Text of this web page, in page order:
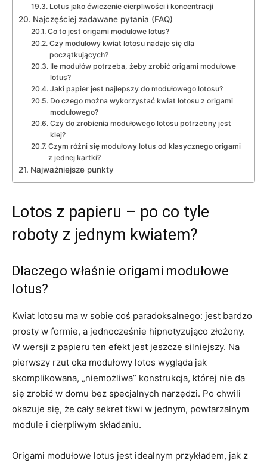
Lotus jako ćwiczenie cierpliwości i koncentracji
Najczęściej zadawane pytania (FAQ)
Co to jest origami modułowe lotus?
Czy modułowy kwiat lotosu nadaje się dla
początkujących?
Ile modułów potrzeba, żeby zrobić origami modułowe
lotus?
Jaki papier jest najlepszy do modułowego lotosu?
Do czego można wykorzystać kwiat lotosu z origami
modułowego?
Czy do zrobienia modułowego lotosu potrzebny jest
klej?
Czym różni się modułowy lotus od klasycznego origami
z jednej kartki?
Najważniejsze punkty
Lotos z papieru – po co tyle
roboty z jednym kwiatem?
Dlaczego właśnie origami modułowe
lotus?
Kwiat lotosu ma w sobie coś paradoksalnego: jest bardzo
prosty w formie, a jednocześnie hipnotyzująco złożony.
W wersji z papieru ten efekt jest jeszcze silniejszy. Na
pierwszy rzut oka modułowy lotos wygląda jak
skomplikowana, „niemożliwa” konstrukcja, której nie da
się zrobić w domu bez specjalnych narzędzi. Po chwili
okazuje się, że cały sekret tkwi w jednym, powtarzalnym
module i cierpliwym składaniu.
Origami modułowe lotus jest idealnym przykładem, jak z